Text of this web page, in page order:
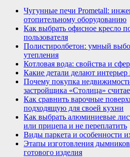
Чугунные печи Prometall:
отопительному оборудованию
Как выбрать офисное кресло
пользователя
Полистиролбетон: умный
утепления
Котловая вода: свойства и
Какие детали делают
Почему покупка
застройщика «Столица»
Как сравнить варочные
подходящую для своей кухни
Как выбрать алюминиевые
или прицепа и не переплатить
Виды паркета и особенности
Этапы изготовления
готового изделия